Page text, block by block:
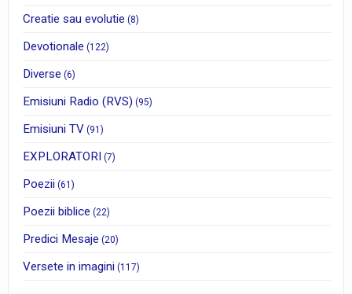
Creatie sau evolutie (8)
Devotionale (122)
Diverse (6)
Emisiuni Radio (RVS) (95)
Emisiuni TV (91)
EXPLORATORI (7)
Poezii (61)
Poezii biblice (22)
Predici Mesaje (20)
Versete in imagini (117)